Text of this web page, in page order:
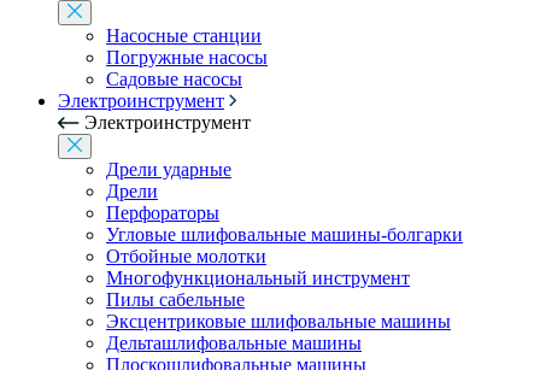
Насосные станции
Погружные насосы
Садовые насосы
Электроинструмент
Электроинструмент
Дрели ударные
Дрели
Перфораторы
Угловые шлифовальные машины-болгарки
Отбойные молотки
Многофункциональный инструмент
Пилы сабельные
Эксцентриковые шлифовальные машины
Дельташлифовальные машины
Плоскошлифовальные машины